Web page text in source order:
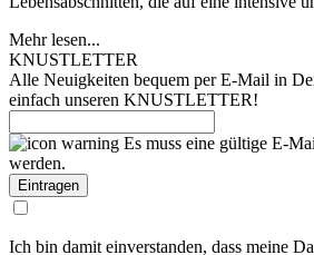
Mehr lesen...
KNUSTLETTER
Alle Neuigkeiten bequem per E-Mail in
einfach unseren KNUSTLETTER!
Es muss eine gültige E-
werden.
Ich bin damit einverstanden, dass meine